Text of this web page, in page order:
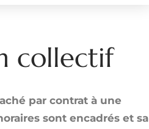
collectif
par contrat à une
sont encadrés et sa